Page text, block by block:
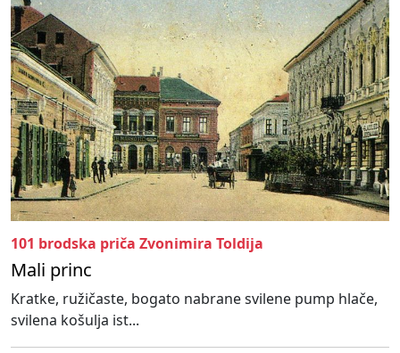
101 brodska priča Zvonimira Toldija
Mali princ
Kratke, ružičaste, bogato nabrane svilene pump hlače,
svilena košulja ist...